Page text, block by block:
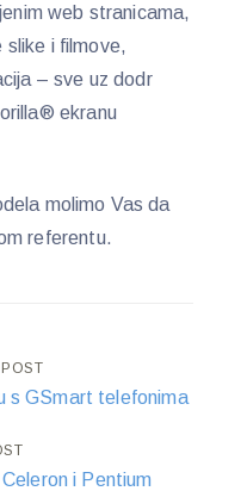
web stranicama,
i filmove,
– sve uz dodr
ekranu
molimo Vas da
referentu.
s GSmart telefonima
i Pentium